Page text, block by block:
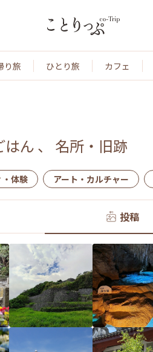
り旅 ひとり旅 カフェ
はん、 名所・旧跡
・体験 アート・カルチャー
投稿